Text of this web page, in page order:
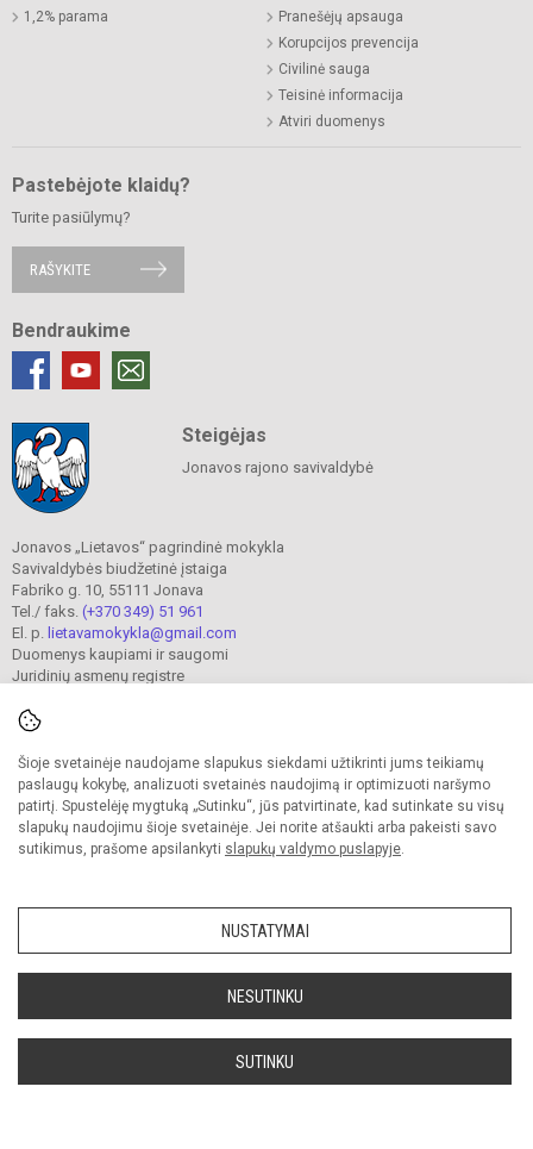
Šioje svetainėje naudojame slapukus siekdami užtikrinti jums teikiamų
paslaugų kokybę, analizuoti svetainės naudojimą ir optimizuoti naršymo
patirtį. Spustelėję mygtuką „Sutinku“, jūs patvirtinate, kad sutinkate su visų
slapukų naudojimu šioje svetainėje. Jei norite atšaukti arba pakeisti savo
sutikimus, prašome apsilankyti slapukų valdymo puslapyje.
NUSTATYMAI
NESUTINKU
SUTINKU
1,2% parama
Pranešėjų apsauga
Korupcijos prevencija
Civilinė sauga
Teisinė informacija
Atviri duomenys
Pastebėjote klaidų?
Turite pasiūlymų?
RAŠYKITE
Bendraukime
Steigėjas
Jonavos rajono savivaldybė
Jonavos „Lietavos“ pagrindinė mokykla
Savivaldybės biudžetinė įstaiga
Fabriko g. 10, 55111 Jonava
Tel./ faks. (+370 349) 51 961
El. p. lietavamokykla@gmail.com
Duomenys kaupiami ir saugomi
Juridinių asmenų registre
© 2023. Jonavos Lietavos pagrindinė mokykla. Visos teisės saugomos.
Kopijuoti turinį be raštiško įstaigos administracijos sutikimo griežtai draudžiama.
Prieinamumo paraiška Slapukų valdymas
svetainę